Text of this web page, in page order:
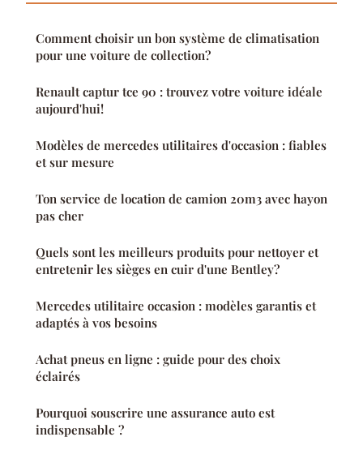
Comment choisir un bon système de climatisation
pour une voiture de collection?
Renault captur tce 90 : trouvez votre voiture idéale
aujourd'hui!
Modèles de mercedes utilitaires d'occasion : fiables
et sur mesure
Ton service de location de camion 20m3 avec hayon
pas cher
Quels sont les meilleurs produits pour nettoyer et
entretenir les sièges en cuir d'une Bentley?
Mercedes utilitaire occasion : modèles garantis et
adaptés à vos besoins
Achat pneus en ligne : guide pour des choix
éclairés
Pourquoi souscrire une assurance auto est
indispensable ?